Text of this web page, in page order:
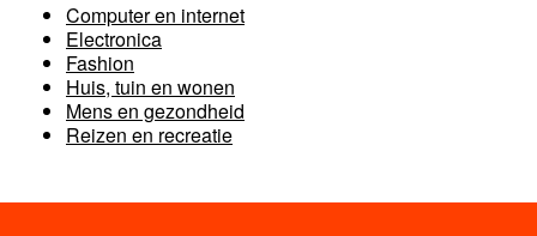
Computer en internet
Electronica
Fashion
Huis, tuin en wonen
Mens en gezondheid
Reizen en recreatie